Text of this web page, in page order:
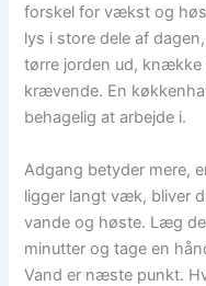
forskel for vækst og
lys i store dele af
tørre jorden ud, knække
krævende. En
behagelig at arbejde i.
Adgang betyder mere,
ligger langt væk, bliver
vande og høste. Læg
minutter og tage en
Vand er næste punkt.